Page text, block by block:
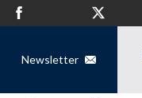
Newsletter